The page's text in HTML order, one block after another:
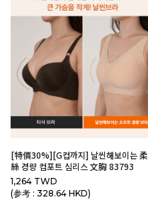
[特價30%][G컵까지] 날씬해보이는 柔
絲 경량 컴포트 심리스 文胸 83793
1,264 TWD
(参考 : 328.64 HKD)